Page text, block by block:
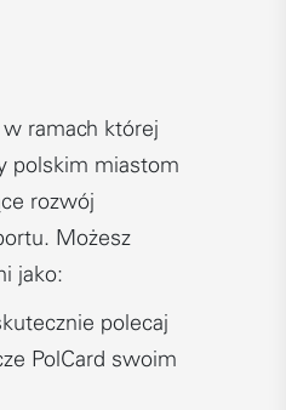
ramach której
polskim miastom
rozwój
Możesz
jako:
polecaj
PolCard swoim